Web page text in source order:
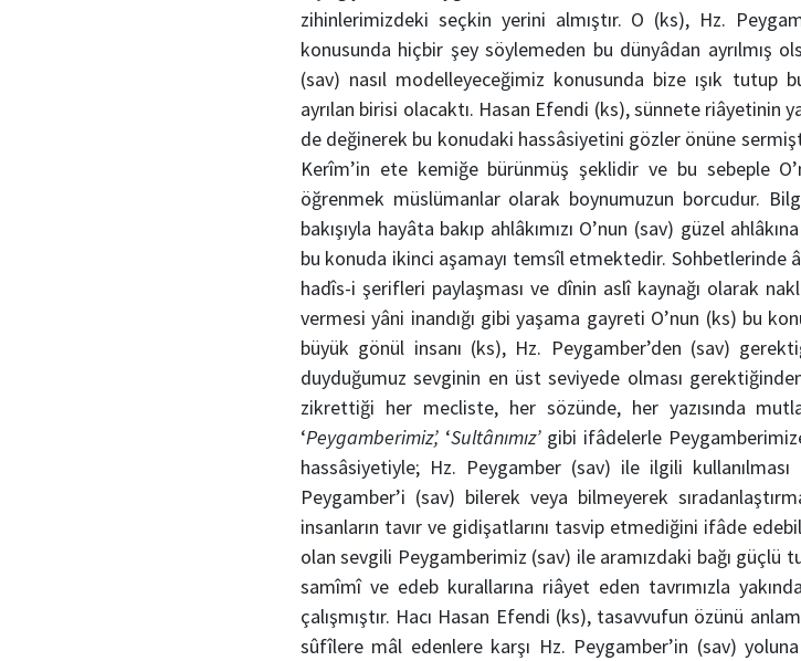
zihinlerimizdeki seçkin yerini almıştır. O (ks), Hz.
konusunda hiçbir şey söylemeden bu dünyâdan ayrılmış
(sav) nasıl modelleyeceğimiz konusunda bize ışık tutup
ayrılan birisi olacaktı. Hasan Efendi (ks), sünnete riâyetinin
de değinerek bu konudaki hassâsiyetini gözler önüne
Kerîm’in ete kemiğe bürünmüş şeklidir ve bu sebeple
öğrenmek müslümanlar olarak boynumuzun borcudur.
bakışıyla hayâta bakıp ahlâkımızı O’nun (sav) güzel
bu konuda ikinci aşamayı temsîl etmektedir.
hadîs-i şerifleri paylaşması ve dînin aslî kaynağı olarak
vermesi yâni inandığı gibi yaşama gayreti O’nun (ks) bu
büyük gönül insanı (ks), Hz. Peygamber’den (sav)
duyduğumuz sevginin en üst seviyede olması
zikrettiği her mecliste, her sözünde, her yazısında
‘Peygamberimiz’, ‘Sultânımız’gibi ifâdelerle
hassâsiyetiyle; Hz. Peygamber (sav) ile ilgili
Peygamber’i (sav) bilerek veya bilmeyerek
insanların tavır ve gidişatlarını tasvip etmediğini ifâde
olan sevgili Peygamberimiz (sav) ile aramızdaki bağı güçlü
samîmî ve edeb kurallarına riâyet eden tavrımızla
çalışmıştır. Hacı Hasan Efendi (ks), tasavvufun özünü
sûfîlere mâl edenlere karşı Hz. Peygamber’in (sav)